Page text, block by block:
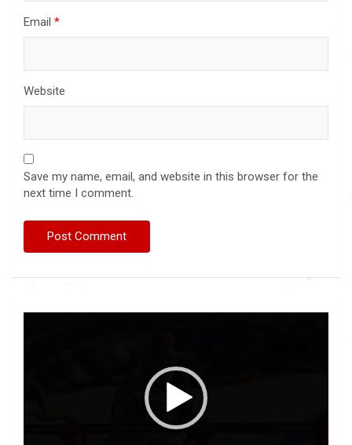
Email *
Website
Save my name, email, and website in this browser for the
next time I comment.